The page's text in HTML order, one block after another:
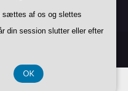
DK 3740 7739
sættes af os og slettes
din session slutter eller efter
OK